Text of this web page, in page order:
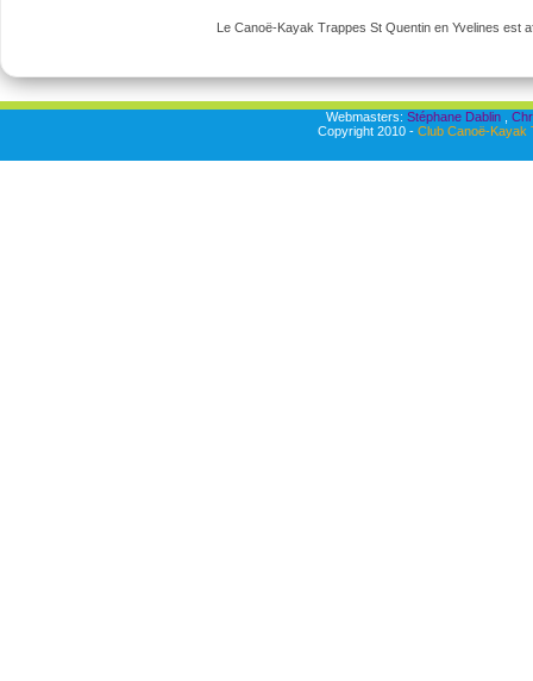
Le Canoë-Kayak Trappes St Quentin en Yvelines est
Webmasters: Stéphane Dablin,
Copyright 2010 - Club Canoë-Kayak